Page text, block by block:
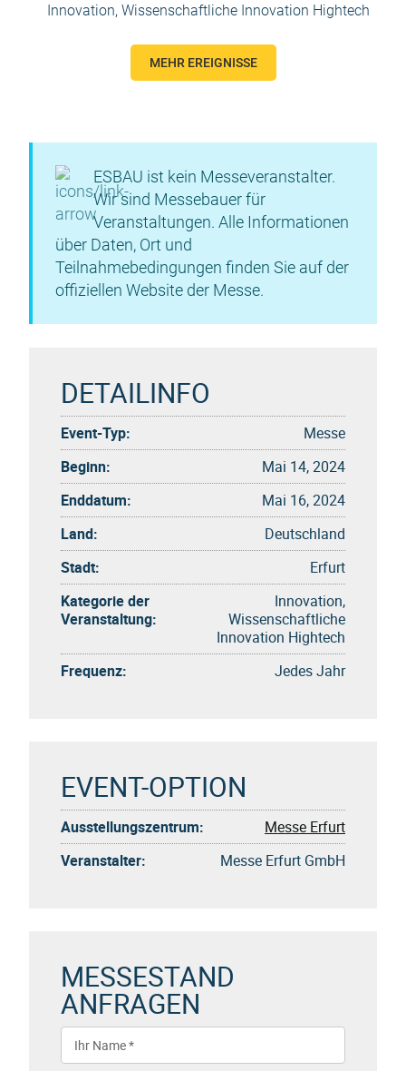
Innovation, Wissenschaftliche Innovation Hightech
MEHR EREIGNISSE
ESBAU ist kein Messeveranstalter.
Wir sind Messebauer für
Veranstaltungen. Alle Informationen
über Daten, Ort und
Teilnahmebedingungen finden Sie auf der
offiziellen Website der Messe.
DETAILINFO
Event-Typ:
Messe
Beginn:
Mai 14, 2024
Enddatum:
Mai 16, 2024
Land:
Deutschland
Stadt:
Erfurt
Kategorie der
Veranstaltung:
Innovation,
Wissenschaftliche
Innovation Hightech
Frequenz:
Jedes Jahr
EVENT-OPTION
Ausstellungszentrum:
Messe Erfurt
Veranstalter:
Messe Erfurt GmbH
MESSESTAND
ANFRAGEN